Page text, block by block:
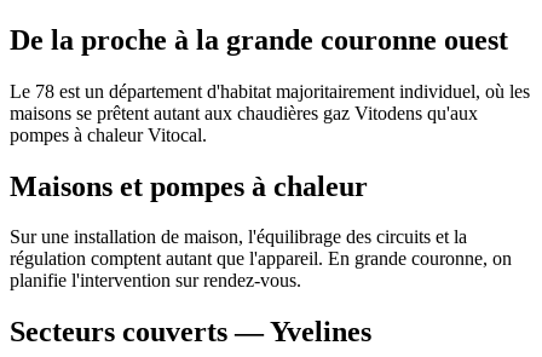
De la proche à la grande couronne ouest
Le 78 est un département d'habitat majoritairement individuel, où les
maisons se prêtent autant aux chaudières gaz Vitodens qu'aux
pompes à chaleur Vitocal.
Maisons et pompes à chaleur
Sur une installation de maison, l'équilibrage des circuits et la
régulation comptent autant que l'appareil. En grande couronne, on
planifie l'intervention sur rendez-vous.
Secteurs couverts — Yvelines